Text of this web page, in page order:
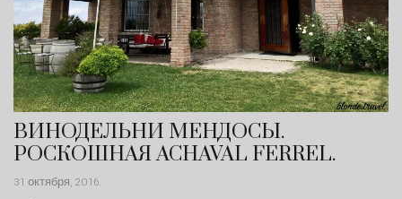
ВИНОДЕЛЬНИ МЕНДОСЫ.
РОСКОШНАЯ ACHAVAL FERREL.
31 октября, 2016.